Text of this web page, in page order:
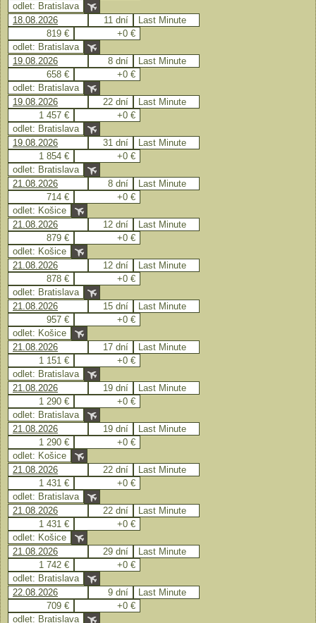
odlet: Bratislava
18.08.2026
11 dní
Last Minute
819 €
+0 €
odlet: Bratislava
19.08.2026
8 dní
Last Minute
658 €
+0 €
odlet: Bratislava
19.08.2026
22 dní
Last Minute
1 457 €
+0 €
odlet: Bratislava
19.08.2026
31 dní
Last Minute
1 854 €
+0 €
odlet: Bratislava
21.08.2026
8 dní
Last Minute
714 €
+0 €
odlet: Košice
21.08.2026
12 dní
Last Minute
879 €
+0 €
odlet: Košice
21.08.2026
12 dní
Last Minute
878 €
+0 €
odlet: Bratislava
21.08.2026
15 dní
Last Minute
957 €
+0 €
odlet: Košice
21.08.2026
17 dní
Last Minute
1 151 €
+0 €
odlet: Bratislava
21.08.2026
19 dní
Last Minute
1 290 €
+0 €
odlet: Bratislava
21.08.2026
19 dní
Last Minute
1 290 €
+0 €
odlet: Košice
21.08.2026
22 dní
Last Minute
1 431 €
+0 €
odlet: Bratislava
21.08.2026
22 dní
Last Minute
1 431 €
+0 €
odlet: Košice
21.08.2026
29 dní
Last Minute
1 742 €
+0 €
odlet: Bratislava
22.08.2026
9 dní
Last Minute
709 €
+0 €
odlet: Bratislava